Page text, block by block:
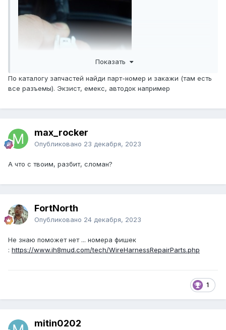
Показать
По каталогу запчастей найди парт-номер и закажи (там есть
все разъемы). Экзист, емекс, автодок например
max_rocker
Опубликовано 23 декабря, 2023
А что с твоим, разбит, сломан?
FоrtNorth
Опубликовано 24 декабря, 2023
Не знаю поможет нет ... номера фишек
: https://www.ih8mud.com/tech/WireHarnessRepairParts.php
1
mitin0202